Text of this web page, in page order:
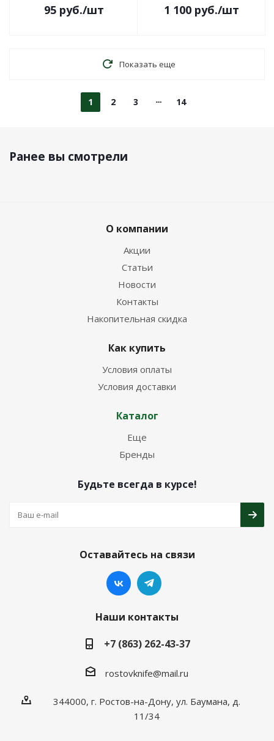
95руб./шт 1 100 руб./шт
Показать еще
1 2 3 14
Ранее вы смотрели
О компании
Акции
Статьи
Новости
Контакты
Накопительная скидка
Как купить
Условия оплаты
Условия доставки
Каталог
Еще
Бренды
Будьте всегда в курсе!
Оставайтесь на связи
Наши контакты
+7 (863) 262-43-37
rostovknife@mail.ru
344000, г. Ростов-на-Дону, ул. Баумана, д.
11/34